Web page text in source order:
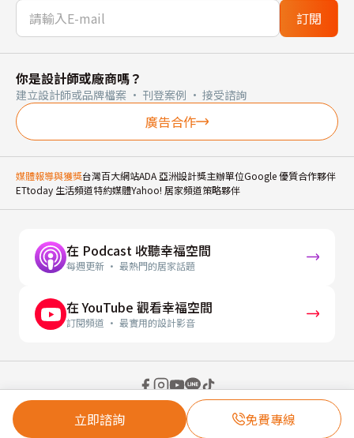
立即諮詢 免費專線
訂閱
你是設計師或廠商嗎？
建立設計師或品牌檔案 · 刊登案例 · 接受諮詢
廣告合作
媒體報導與獲獎台灣百大網站ADA 亞洲設計獎主辦單位Google 優質合作夥伴
ETtoday 生活頻道特約媒體Yahoo! 居家頻道策略夥伴
在 Podcast 收聽幸福空間
每週更新 · 最熱門的居家話題
在 YouTube 觀看幸福空間
訂閱頻道 · 最實用的設計影音
© 2026 幸福空間 Gorgeous Space Co., Ltd.